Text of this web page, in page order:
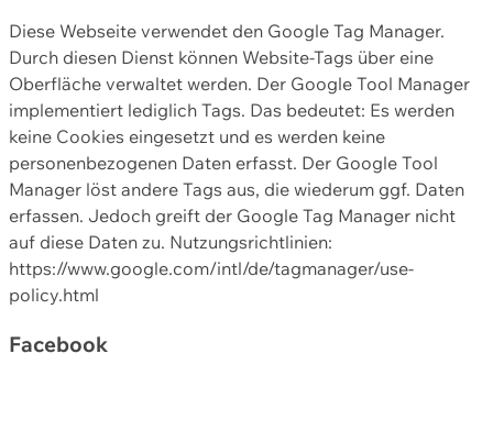
Diese Webseite verwendet den Google Tag Manager.
Durch diesen Dienst können Website-Tags über eine
Oberfläche verwaltet werden. Der Google Tool Manager
implementiert lediglich Tags. Das bedeutet: Es werden
keine Cookies eingesetzt und es werden keine
personenbezogenen Daten erfasst. Der Google Tool
Manager löst andere Tags aus, die wiederum ggf. Daten
erfassen. Jedoch greift der Google Tag Manager nicht
auf diese Daten zu. Nutzungsrichtlinien:
https://www.google.com/intl/de/tagmanager/use-
policy.html
Facebook